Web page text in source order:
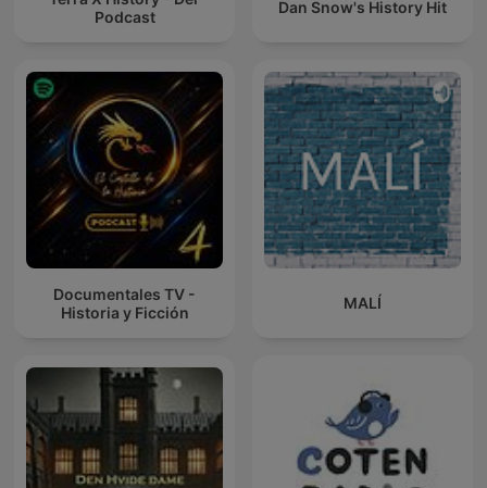
Podcast
Dan Snow's History Hit
Documentales TV -
Historia y Ficción
MALÍ